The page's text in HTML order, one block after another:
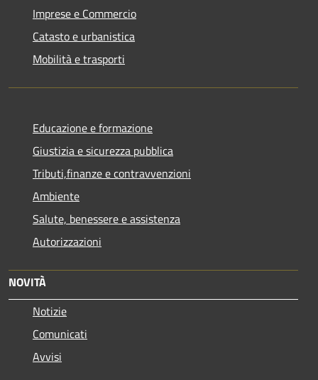
Imprese e Commercio
Catasto e urbanistica
Mobilità e trasporti
Educazione e formazione
Giustizia e sicurezza pubblica
Tributi,finanze e contravvenzioni
Ambiente
Salute, benessere e assistenza
Autorizzazioni
NOVITÀ
Notizie
Comunicati
Avvisi